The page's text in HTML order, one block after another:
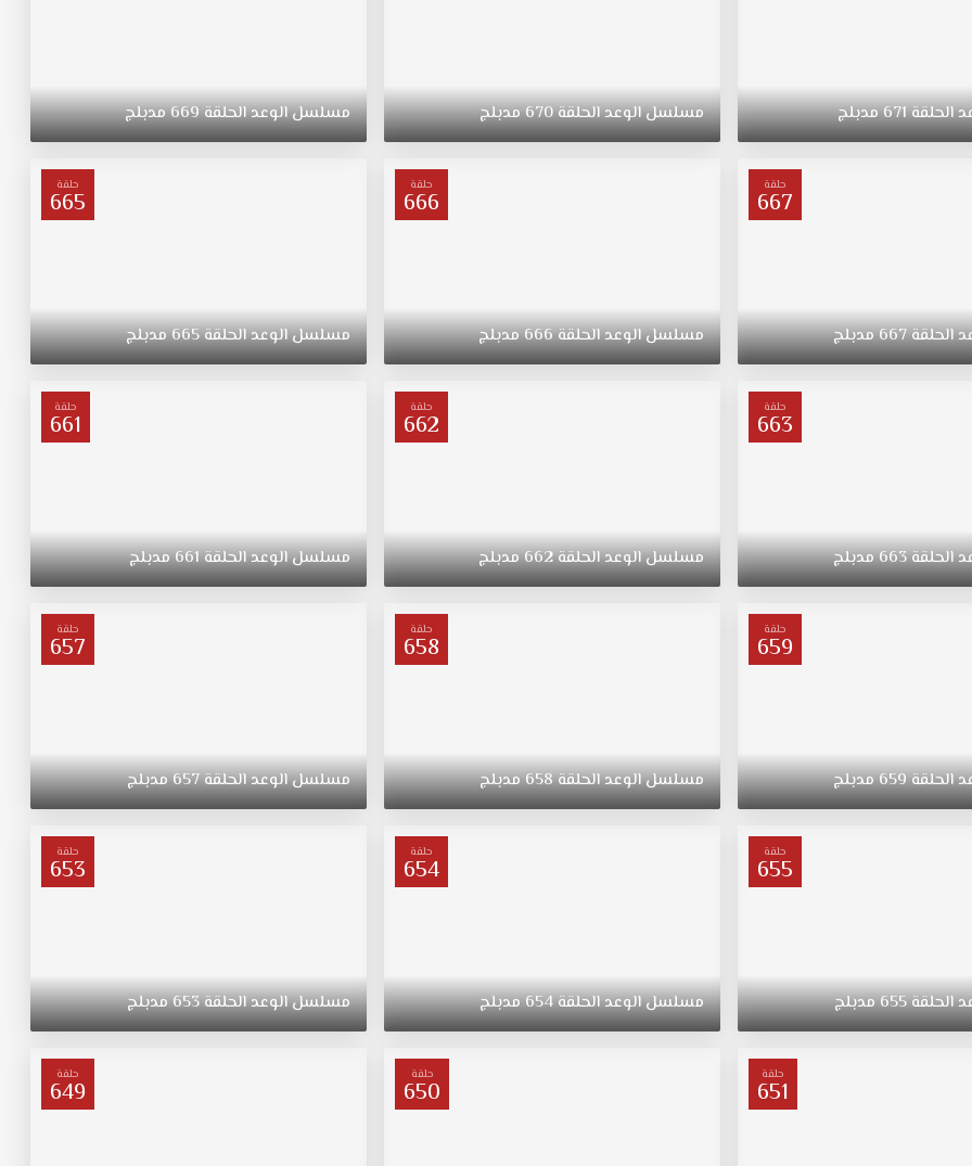
الحلقة671مدبلج مسلسلالوعدالحلقة670مدبلج مسلسلالوعدالحلقة669مدبلج
حلقة
667
الحلقة667مدبلج
حلقة
666
مسلسلالوعدالحلقة666مدبلج
حلقة
665
مسلسلالوعدالحلقة665مدبلج
حلقة
663
الحلقة663مدبلج
حلقة
662
مسلسلالوعدالحلقة662مدبلج
حلقة
661
مسلسلالوعدالحلقة661مدبلج
حلقة
659
الحلقة659مدبلج
حلقة
658
مسلسلالوعدالحلقة658مدبلج
حلقة
657
مسلسلالوعدالحلقة657مدبلج
حلقة
655
الحلقة655مدبلج
حلقة
654
مسلسلالوعدالحلقة654مدبلج
حلقة
653
مسلسلالوعدالحلقة653مدبلج
حلقة
651
حلقة
650
حلقة
649